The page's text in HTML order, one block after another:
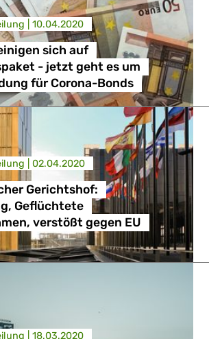
LGBTQI, Digitales & Kultur
Gesundheit, Verbraucherschutz
Sicherheit, Migration, Entwicklung
| 10.04.2020
sich auf
- jetzt geht es um
für Corona-Bonds
| 02.04.2020
Gerichtshof:
Geflüchtete
verstößt gegen EU
| 18.03.2020